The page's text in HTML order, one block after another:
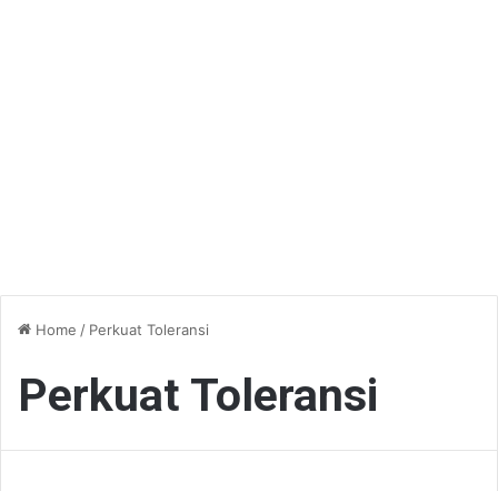
Home / Perkuat Toleransi
Perkuat Toleransi